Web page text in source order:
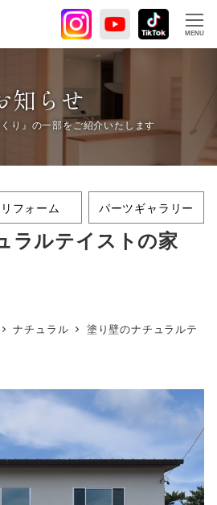
MENU
知らせ
リフォーム パーツギャラリー
ラルテイストの家
ナチュラル
塗り壁のナチュラルテ